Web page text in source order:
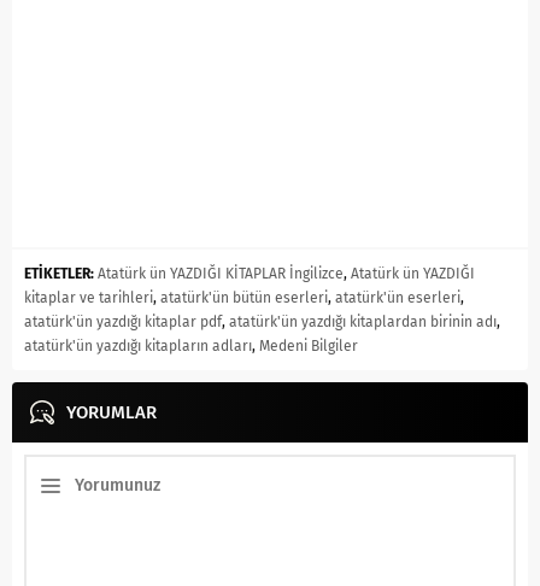
ETİKETLER: Atatürk ün YAZDIĞI KİTAPLAR İngilizce, Atatürk ün YAZDIĞI
kitaplar ve tarihleri, atatürk'ün bütün eserleri, atatürk'ün eserleri,
atatürk'ün yazdığı kitaplar pdf, atatürk'ün yazdığı kitaplardan birinin adı,
atatürk'ün yazdığı kitapların adları, Medeni Bilgiler
YORUMLAR